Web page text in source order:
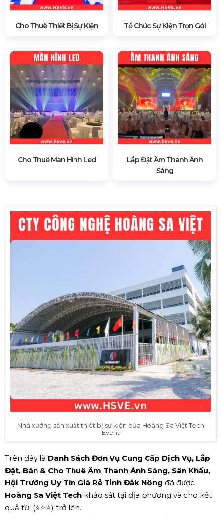
Cho Thuê Thiết Bị Sự Kiện Tổ Chức Sự Kiện Trọn Gói
Cho Thuê Màn Hình Led
Lắp Đặt Âm Thanh Ánh
Sáng
Nhà xưởng sản xuất thiết bị sự kiện của Hoàng Sa Việt Tech
Event
Trên đây là Danh Sách Đơn Vụ Cung Cấp Dịch Vụ, Lắp
Đặt, Bán & Cho Thuê Âm Thanh Ánh Sáng, Sân Khấu,
Hội Trường Uy Tín Giá Rẻ Tỉnh Đắk Nông đã được
Hoàng Sa Việt Tech khảo sát tại địa phương và cho kết
quả từ: (⭐⭐⭐) trở lên.